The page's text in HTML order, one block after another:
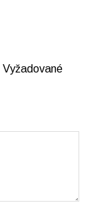
Vyžadované